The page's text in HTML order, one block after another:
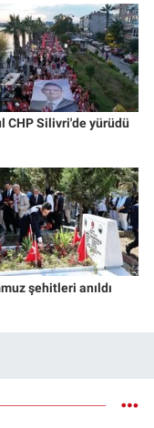
CHP Silivri'de yürüdü
şehitleri anıldı